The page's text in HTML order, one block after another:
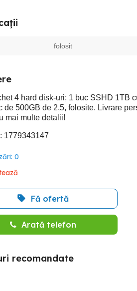
folosit
4 hard disk-uri; 1 buc SSHD 1TB
de 500GB de 2,5, folosite. Livrare
mai multe detalii!
: 1779343147
0
Fă ofertă
Arată telefon
recomandate